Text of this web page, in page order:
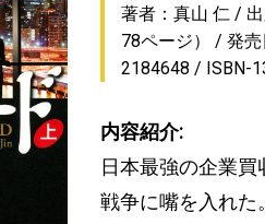
著者：真山 仁
78ページ）
発
2184648
ISBN-
内容紹介:
日本最強の企業
戦争に嘴を入れた